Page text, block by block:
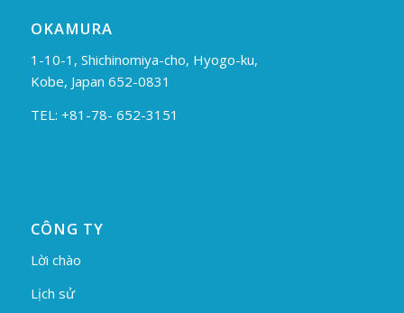
OKAMURA
1-10-1, Shichinomiya-cho, Hyogo-ku,
Kobe, Japan 652-0831
TEL: +81-78- 652-3151
CÔNG TY
Lời chào
Lịch sử